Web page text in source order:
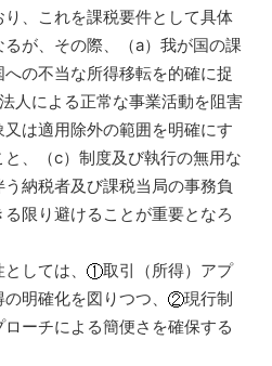
、これを課税要件として具体
が、その際、（a）我が国の課
の不当な所得移転を的確に捉
人による正常な事業活動を阻害
は適用除外の範囲を明確にす
、（c）制度及び執行の無用な
納税者及び課税当局の事務負
限り避けることが重要となろ
しては、
取引（所得）アプ
明確化を図りつつ、
現行制
ーチによる簡便さを確保する